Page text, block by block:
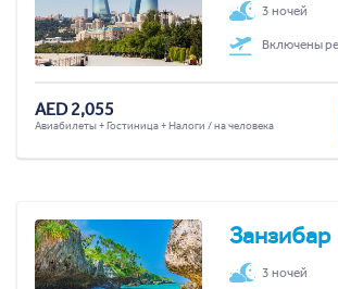
3 ночей
Включены
AED 2,055
Авиабилеты + Гостиница + Налоги / на человека
Занзибар
3 ночей